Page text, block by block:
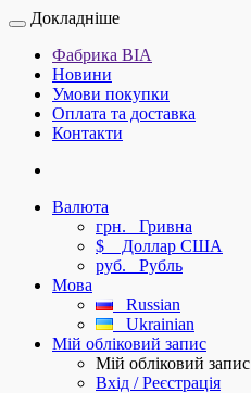
Докладніше
Фабрика ВІА
Новини
Умови покупки
Оплата та доставка
Контакти
Валюта
грн. Гривна
$
Доллар США
руб. Рубль
Мова
Russian
Ukrainian
Мій обліковий запис
Мій обліковий запис
Вхід / Реєстрація